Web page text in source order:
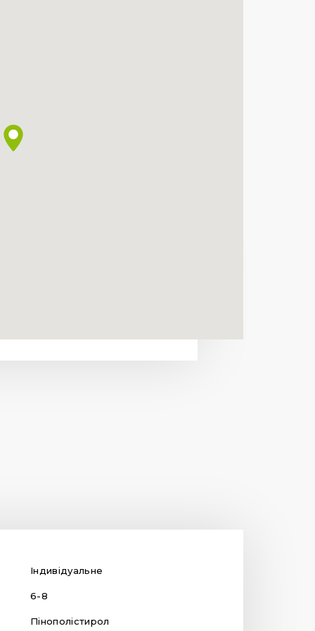
Індивідуальне
6-8
Пінополістирол